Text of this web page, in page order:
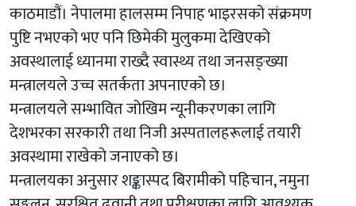
काठमाडौं। नेपालमा हालसम्म निपाह भाइरसको संक्रमण
पुष्टि नभएको भए पनि छिमेकी मुलुकमा देखिएको
अवस्थालाई ध्यानमा राख्दै स्वास्थ्य तथा जनसङ्ख्या
मन्त्रालयले उच्च सतर्कता अपनाएको छ।
मन्त्रालयले सम्भावित जोखिम न्यूनीकरणका लागि
देशभरका सरकारी तथा निजी अस्पतालहरूलाई तयारी
अवस्थामा राखेको जनाएको छ।
मन्त्रालयका अनुसार शङ्कास्पद बिरामीको पहिचान, नमुना